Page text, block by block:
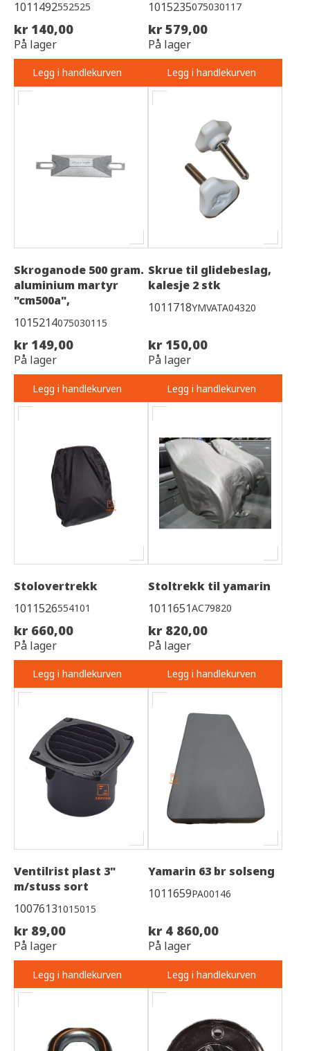
1011492552525
kr 140,00
På lager
Legg i handlekurven
1015235075030117
kr 579,00
På lager
Legg i handlekurven
Skroganode 500 gram.
aluminium martyr
"cm500a",
1015214075030115
kr 149,00
På lager
Legg i handlekurven
Skrue til glidebeslag,
kalesje 2 stk
1011718YMVATA04320
kr 150,00
På lager
Legg i handlekurven
Stolovertrekk
1011526554101
kr 660,00
På lager
Legg i handlekurven
Stoltrekk til yamarin
1011651AC79820
kr 820,00
På lager
Legg i handlekurven
Ventilrist plast 3"
m/stuss sort
10076131015015
kr 89,00
På lager
Legg i handlekurven
Yamarin 63 br solseng
1011659PA00146
kr 4 860,00
På lager
Legg i handlekurven